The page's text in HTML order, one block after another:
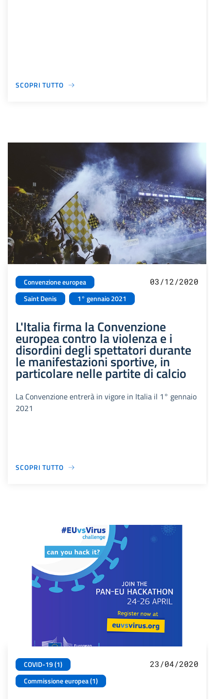
SCOPRI TUTTO
Convenzione europea
Saint Denis
1° gennaio 2021
03/12/2020
L'Italia firma la Convenzione
europea contro la violenza e i
disordini degli spettatori durante
le manifestazioni sportive, in
particolare nelle partite di calcio
La Convenzione entrerà in vigore in Italia il 1° gennaio
2021
SCOPRI TUTTO
COVID-19 (1)
Commissione europea (1)
23/04/2020